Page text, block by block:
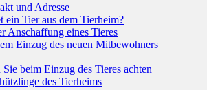
und Adresse
ein Tier aus dem Tierheim?
Anschaffung eines Tieres
Einzug des neuen Mitbewohners
beim Einzug des Tieres achten
des Tierheims